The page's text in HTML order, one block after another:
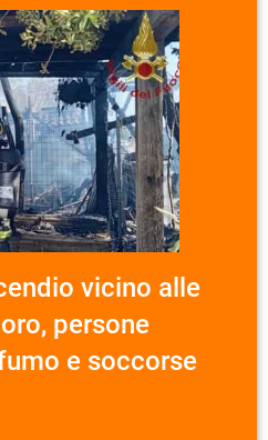
vicino alle
persone
e soccorse